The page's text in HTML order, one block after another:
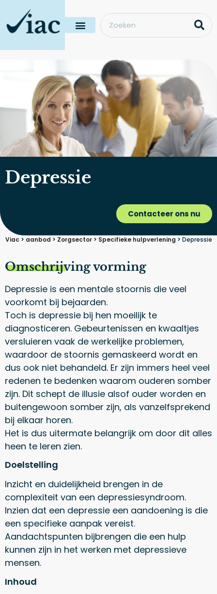
Depressie
Contacteer ons nu
Viac > aanbod > Zorgsector > Specifieke hulpverlening > Depressie
Omschrijving vorming
Depressie is een mentale stoornis die veel
voorkomt bij bejaarden.
Toch is depressie bij hen moeilijk te
diagnosticeren. Gebeurtenissen en kwaaltjes
versluieren vaak de werkelijke problemen,
waardoor de stoornis gemaskeerd wordt en
dus ook niet behandeld. Er zijn immers heel veel
redenen te bedenken waarom ouderen somber
zijn. Dit schept de illusie alsof ouder worden en
buitengewoon somber zijn, als vanzelfsprekend
bij elkaar horen.
Het is dus uitermate belangrijk om door dit alles
heen te leren zien.
Doelstelling
Inzicht en duidelijkheid brengen in de
complexiteit van een depressiesyndroom.
Inzien dat een depressie een aandoening is die
een specifieke aanpak vereist.
Aandachtspunten bijbrengen die een hulp
kunnen zijn in het werken met depressieve
mensen.
Inhoud